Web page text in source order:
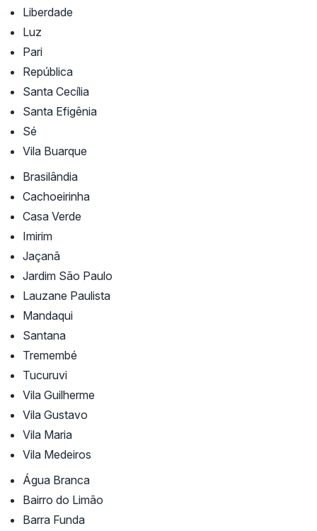
Liberdade
Luz
Pari
República
Santa Cecília
Santa Efigênia
Sé
Vila Buarque
Brasilândia
Cachoeirinha
Casa Verde
Imirim
Jaçanã
Jardim São Paulo
Lauzane Paulista
Mandaqui
Santana
Tremembé
Tucuruvi
Vila Guilherme
Vila Gustavo
Vila Maria
Vila Medeiros
Água Branca
Bairro do Limão
Barra Funda